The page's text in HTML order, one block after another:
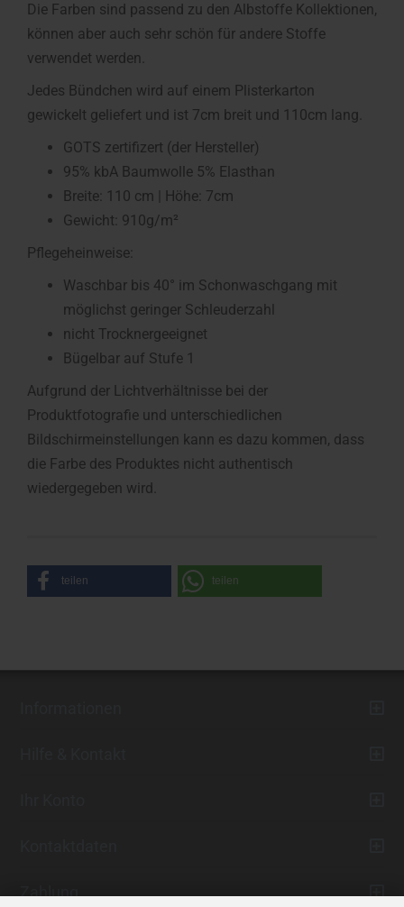
Die Farben sind passend zu den Albstoffe Kollektionen,
können aber auch sehr schön für andere Stoffe
verwendet werden.
Jedes Bündchen wird auf einem Plisterkarton
gewickelt geliefert und ist 7cm breit und 110cm lang.
GOTS zertifizert (der Hersteller)
95% kbA Baumwolle 5% Elasthan
Breite: 110 cm | Höhe: 7cm
Gewicht: 910g/m²
Pflegeheinweise:
Waschbar bis 40° im Schonwaschgang mit
möglichst geringer Schleuderzahl
nicht Trocknergeeignet
Bügelbar auf Stufe 1
Aufgrund der Lichtverhältnisse bei der
Produktfotografie und unterschiedlichen
Bildschirmeinstellungen kann es dazu kommen, dass
die Farbe des Produktes nicht authentisch
wiedergegeben wird.
teilen teilen
Zahlung